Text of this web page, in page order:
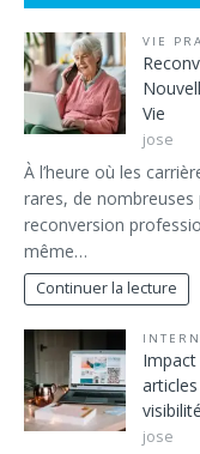
VIE
Vie
jose
À l’heure où les
rares, de
reconversion
même…
Continuer la lecture
visibilité
jose